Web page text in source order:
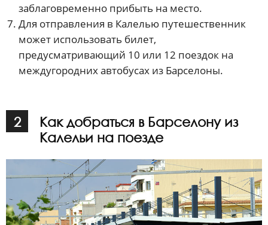
заблаговременно прибыть на место.
Для отправления в Калелью путешественник
может использовать билет,
предусматривающий 10 или 12 поездок на
междугородних автобусах из Барселоны.
2
Как добраться в Барселону из
Калельи на поезде